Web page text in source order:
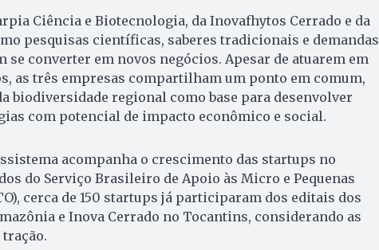
Ciência e Biotecnologia, da Inovafhytos Cerrado e da
pesquisas científicas, saberes tradicionais e demandas
se converter em novos negócios. Apesar de atuarem em
as três empresas compartilham um ponto em comum,
biodiversidade regional como base para desenvolver
com potencial de impacto econômico e social.
acompanha o crescimento das startups no
do Serviço Brasileiro de Apoio às Micro e Pequenas
cerca de 150 startups já participaram dos editais dos
e Inova Cerrado no Tocantins, considerando as
tração.